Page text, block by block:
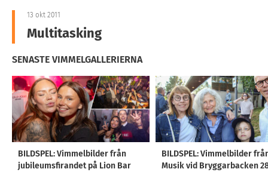
13 okt 2011
Multitasking
SENASTE VIMMELGALLERIERNA
BILDSPEL: Vimmelbilder från
jubileumsfirandet på Lion Bar
BILDSPEL: Vimmelbilder
Musik vid Bryggarbacken